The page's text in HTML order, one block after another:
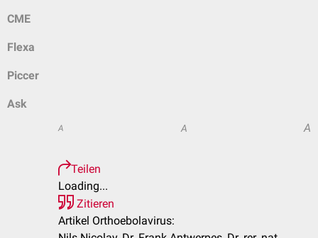
CME
Flexa
Piccer
Ask
A A A
Teilen
Loading...
Zitieren
Artikel Orthoebolavirus: